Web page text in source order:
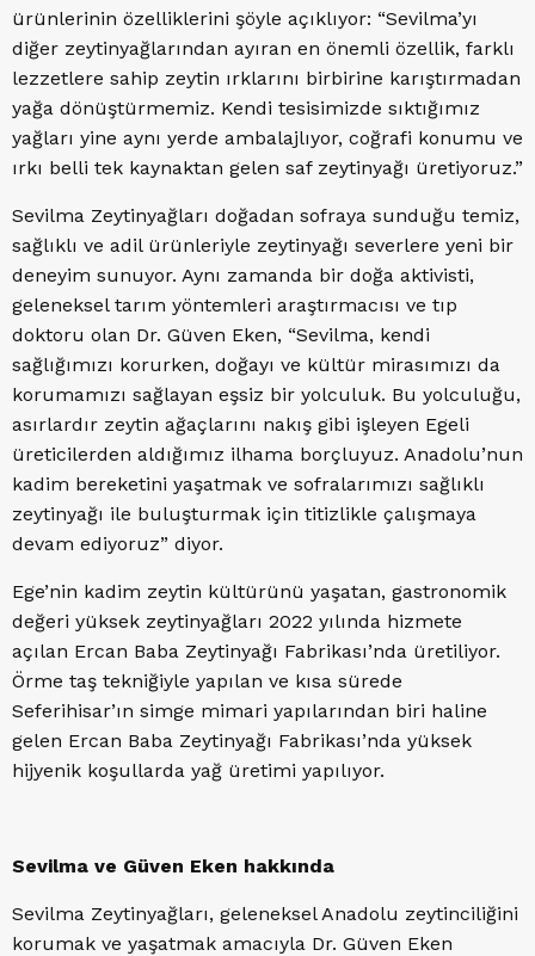
ürünlerinin özelliklerini şöyle açıklıyor: “Sevilma’yı
diğer zeytinyağlarından ayıran en önemli özellik, farklı
lezzetlere sahip zeytin ırklarını birbirine karıştırmadan
yağa dönüştürmemiz. Kendi tesisimizde sıktığımız
yağları yine aynı yerde ambalajlıyor, coğrafi konumu ve
ırkı belli tek kaynaktan gelen saf zeytinyağı üretiyoruz.”
Sevilma Zeytinyağları doğadan sofraya sunduğu temiz,
sağlıklı ve adil ürünleriyle zeytinyağı severlere yeni bir
deneyim sunuyor. Aynı zamanda bir doğa aktivisti,
geleneksel tarım yöntemleri araştırmacısı ve tıp
doktoru olan Dr. Güven Eken, “Sevilma, kendi
sağlığımızı korurken, doğayı ve kültür mirasımızı da
korumamızı sağlayan eşsiz bir yolculuk. Bu yolculuğu,
asırlardır zeytin ağaçlarını nakış gibi işleyen Egeli
üreticilerden aldığımız ilhama borçluyuz. Anadolu’nun
kadim bereketini yaşatmak ve sofralarımızı sağlıklı
zeytinyağı ile buluşturmak için titizlikle çalışmaya
devam ediyoruz” diyor.
Ege’nin kadim zeytin kültürünü yaşatan, gastronomik
değeri yüksek zeytinyağları 2022 yılında hizmete
açılan Ercan Baba Zeytinyağı Fabrikası’nda üretiliyor.
Örme taş tekniğiyle yapılan ve kısa sürede
Seferihisar’ın simge mimari yapılarından biri haline
gelen Ercan Baba Zeytinyağı Fabrikası’nda yüksek
hijyenik koşullarda yağ üretimi yapılıyor.
Sevilma ve Güven Eken hakkında
Sevilma Zeytinyağları, geleneksel Anadolu zeytinciliğini
korumak ve yaşatmak amacıyla Dr. Güven Eken